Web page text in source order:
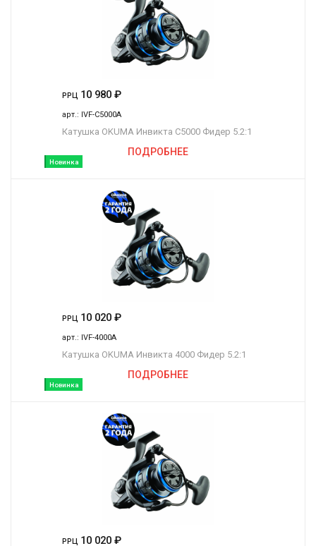
Новинка
РРЦ 10 980 ₽
арт.: IVF-C5000A
Катушка OKUMA Инвикта C5000 Фидер 5.2:1
ПОДРОБНЕЕ
Новинка
РРЦ 10 020 ₽
арт.: IVF-4000A
Катушка OKUMA Инвикта 4000 Фидер 5.2:1
ПОДРОБНЕЕ
РРЦ 10 020 ₽